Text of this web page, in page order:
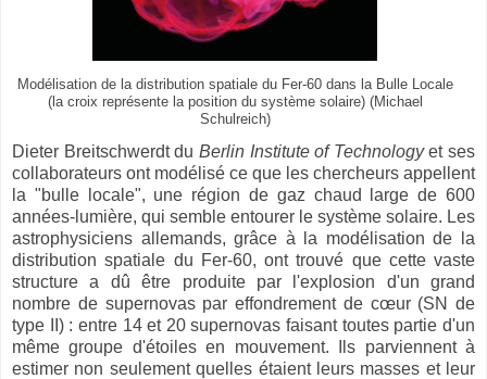
Modélisation de la distribution spatiale du Fer-60 dans la Bulle Locale
(la croix représente la position du système solaire) (Michael
Schulreich)
Dieter Breitschwerdt du Berlin Institute of Technologyet ses
collaborateurs ont modélisé ce que les chercheurs appellent
la "bulle locale", une région de gaz chaud large de 600
années-lumière, qui semble entourer le système solaire. Les
astrophysiciens allemands,grâce à la modélisation de la
distribution spatiale du Fer-60, ont trouvé que cette vaste
structure a dû être produite par l'explosion d'un grand
nombre de supernovas par effondrement de cœur (SN de
type II) : entre 14 et 20 supernovas faisant toutes partie d'un
même groupe d'étoiles en mouvement. Ils parviennent à
estimer non seulement quelles étaient leurs masses et leur